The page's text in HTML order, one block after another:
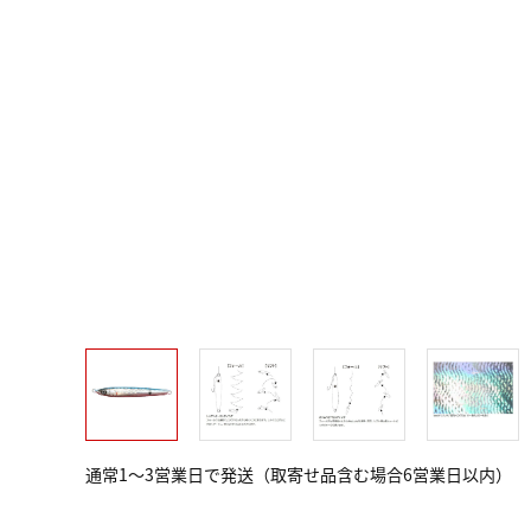
通常1～3営業日で発送（取寄せ品含む場合6営業日以内）